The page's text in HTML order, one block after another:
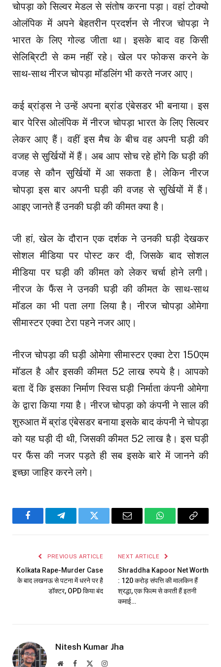
चोपड़ा को सिल्वर मेडल से संतोष करना पड़ा। वहां टोक्यो
ओलंपिक में अपने बेहतरीन प्रदर्शन से नीरज चोपड़ा ने
भारत के लिए गोल्ड जीता था। इसके बाद वह किसी
सेलिब्रिटी से कम नहीं रहे। खेल पर फोकस करने के
साथ-साथ नीरज चोपड़ा मॉडलिंग भी करते नजर आए।
कई ब्रांड्स ने उन्हें अपना ब्रांड एंबेसडर भी बनाया। इस
बार पेरिस ओलंपिक में नीरज चोपड़ा भारत के लिए सिल्वर
लेकर आए हैं। वहीं इस मैच के बीच वह अपनी घड़ी की
वजह से सुर्खियों में हैं। अब आप सोच रहे होंगे कि घड़ी की
वजह से कौन सुर्खियों में आ सकता है। लेकिन नीरज
चोपड़ा इस बार अपनी घड़ी की वजह से सुर्खियों में हैं।
आइए जानते हैं उनकी घड़ी की कीमत क्या है।
जी हां, खेल के दौरान एक दर्शक ने उनकी घड़ी देखकर
सोशल मीडिया पर पोस्ट कर दी, जिसके बाद सोशल
मीडिया पर घड़ी की कीमत को लेकर चर्चा होने लगी।
नीरज के फैंस ने उनकी घड़ी की कीमत के साथ-साथ
मॉडल का भी पता लगा लिया है। नीरज चोपड़ा ओमेगा
सीमास्टर एक्वा टेरा पहने नजर आए।
नीरज चोपड़ा की घड़ी ओमेगा सीमास्टर एक्वा टेरा 150एम
मॉडल है और इसकी कीमत 52 लाख रुपये है। आपको
बता दें कि इसका निर्माण स्विस घड़ी निर्माता कंपनी ओमेगा
के द्वारा किया गया है। नीरज चोपड़ा को कंपनी ने साल की
शुरुआत में ब्रांड एंबेसडर बनाया इसके बाद कंपनी ने चोपड़ा
को यह घड़ी दी थी, जिसकी कीमत 52 लाख है। इस घड़ी
पर फैंस की नजर पड़ते ही सब इसके बारे में जानने की
इच्छा जाहिर करने लगे।
FacebookTelegramTwitter Email WhatsAppCopy
PREVIOUS ARTICLE
Kolkata Rape-Murder Case
के बाद लखनऊ से पटना में धरने पर है
डॉक्टर, OPD किया बंद
NEXT ARTICLE
Shraddha Kapoor Net Worth
: 120 करोड़ संपत्ति की मालकिन हैं
श्रद्धा, एक फिल्म से करती हैं इतनी
कमाई…
Nitesh Kumar Jha
WebsiteFacebook Instagram